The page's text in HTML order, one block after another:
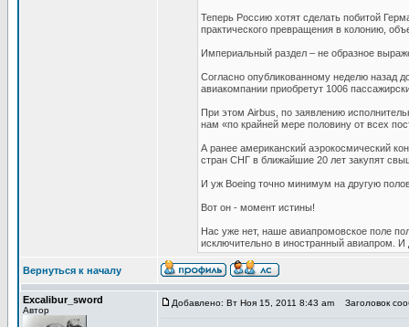
Теперь Россию хотят сделать побитой
практического превращения в колонию,
Империальный раздел – не образное
Согласно опубликованному неделю назад
авиакомпании приобретут 1006
При этом Airbus, по заявлению
нам «по крайней мере половину от всех
А ранее американский аэрокосмический
стран СНГ в ближайшие 20 лет закупят
И уж Boeing точно минимум на другую
Вот он - момент истины!
Нас уже нет, наше авиапромовское поле
исключительно в иностранный авиапром. И
Вернуться к началу
Excalibur_sword
Автор
Добавлено: Вт Ноя 15, 2011 8:43 am Заголовок